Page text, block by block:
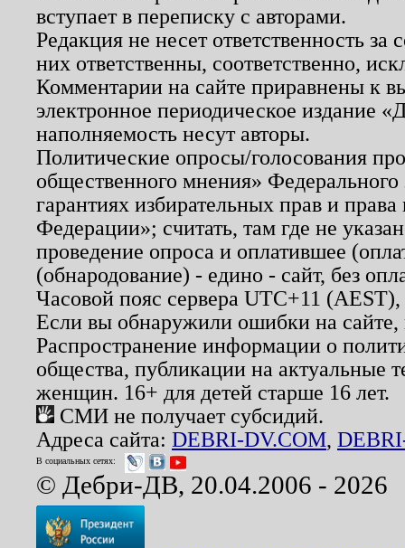
вступает в переписку с авторами.
Редакция не несет ответственность
них ответственны, соответственно,
Комментарии на сайте приравнены к
электронное периодическое издание
наполняемость несут авторы.
Политические опросы/голосования
общественного мнения»
гарантиях избирательных прав и
Федерации»; считать, там где не
проведение опроса и оплатившее
(обнародование) - едино - сайт, без
Часовой пояс сервера UTC+11
Если вы обнаружили ошибки на
Распространение информации о
общества, публикации на актуальные
женщин. 16+ для детей старше 16 лет.
СМИ не получает субсидий.
Адреса сайта: DEBRI-DV.COM,
В социальных сетях:
© Дебри-ДВ, 20.04.2006 - 2026